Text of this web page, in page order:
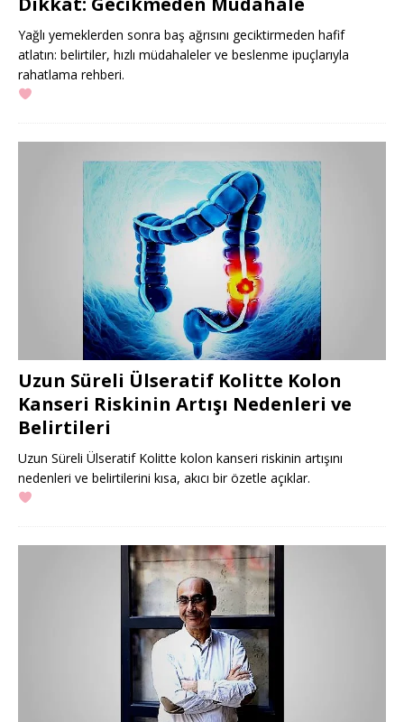
Yağlı yemeklerden sonra baş ağrısını geciktirmeden hafif
atlatın: belirtiler, hızlı müdahaleler ve beslenme ipuçlarıyla
rahatlama rehberi.
Uzun Süreli Ülseratif Kolitte Kolon
Kanseri Riskinin Artışı Nedenleri ve
Belirtileri
Uzun Süreli Ülseratif Kolitte kolon kanseri riskinin artışını
nedenleri ve belirtilerini kısa, akıcı bir özetle açıklar.